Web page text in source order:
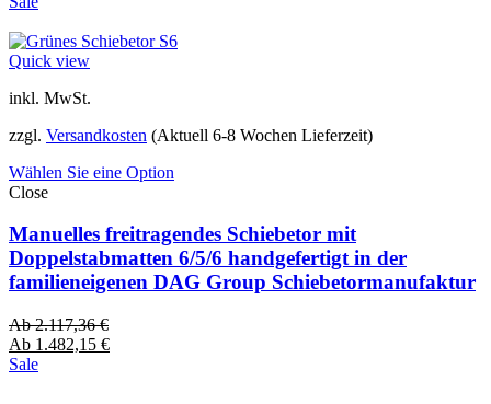
Quick view
inkl. MwSt.
zzgl. Versandkosten (Aktuell 6-8 Wochen Lieferzeit)
Wählen Sie eine Option
Close
Manuelles freitragendes Schiebetor mit
Doppelstabmatten 6/5/6 handgefertigt in der
familieneigenen DAG Group Schiebetormanufaktur
Ab2.117,36€
Ab 1.482,15 €
Sale